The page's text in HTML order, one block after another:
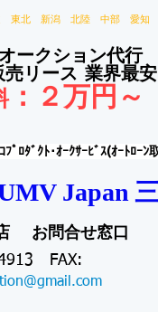
東北 新潟 北陸 中部 愛
ークション代行
売リース 業界最
： ２万円～
ﾌﾟﾛﾀﾞｸﾄ･ｵｰｸｻｰﾋﾞｽ(ｵｰﾄﾛｰﾝ
Japan
お問合せ窓口
FAX: